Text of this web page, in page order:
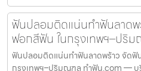
ฟันปลอมติดแน่นทำฟันลาดพ
ฟอกสีฟัน ในกรุงเทพฯ–ปริ
ฟันปลอมติดแน่นทำฟันลาดพร้าว จัดฟั
กรุงเทพฯ–ปริมณฑล ทำฟัน.com —